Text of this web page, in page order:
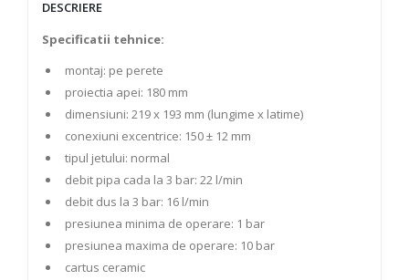
DESCRIERE
Specificatii tehnice:
montaj: pe perete
proiectia apei: 180 mm
dimensiuni: 219 x 193 mm (lungime x latime)
conexiuni excentrice: 150 ± 12 mm
tipul jetului: normal
debit pipa cada la 3 bar: 22 l/min
debit dus la 3 bar: 16 l/min
presiunea minima de operare: 1 bar
presiunea maxima de operare: 10 bar
cartus ceramic